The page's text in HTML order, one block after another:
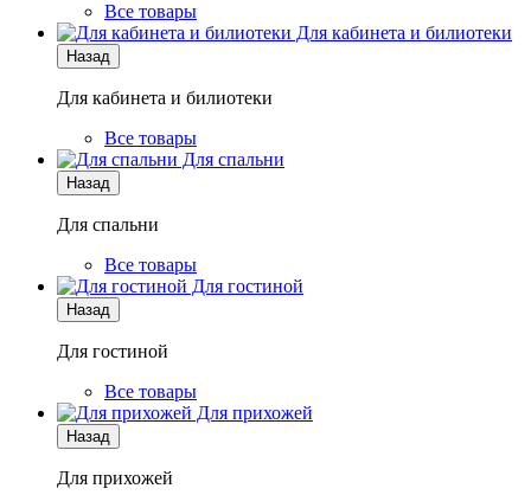
Все товары
Для кабинета и билиотеки
Назад
Для кабинета и билиотеки
Все товары
Для спальни
Назад
Для спальни
Все товары
Для гостиной
Назад
Для гостиной
Все товары
Для прихожей
Назад
Для прихожей